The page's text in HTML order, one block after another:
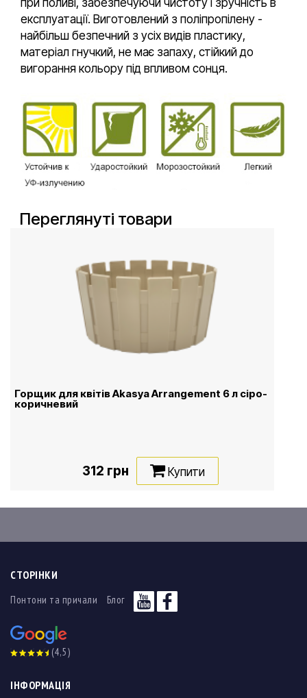
при поливі, забезпечуючи чистоту і зручність в
експлуатації. Виготовлений з поліпропілену -
найбільш безпечний з усіх видів пластику,
матеріал гнучкий, не має запаху, стійкий до
вигорання кольору під впливом сонця.
Переглянуті товари
Горщик для квітів Akasya Arrangement 6 л сіро-
коричневий
312 грн Купити
СТОРІНКИ
Понтони та причали Блог
(4,5)
ІНФОРМАЦІЯ